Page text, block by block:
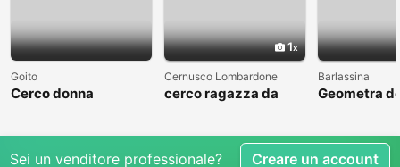
Goito
Cerco donna
1
Cernusco Lombardone
cerco ragazza da
Barlassina
Geometra
Sei un venditore professionale? Creare un account